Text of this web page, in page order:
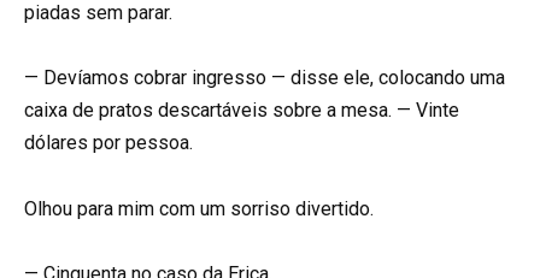
piadas sem parar.
— Devíamos cobrar ingresso — disse ele, colocando uma
caixa de pratos descartáveis sobre a mesa. — Vinte
dólares por pessoa.
Olhou para mim com um sorriso divertido.